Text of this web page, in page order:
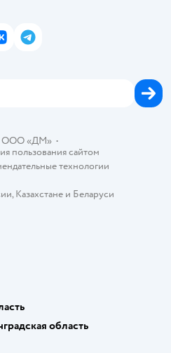
файлов cookie
подарочной карты
для кошек
ООО «ДМ»•
пользования сайтом
технологии
,Казахстанеи Беларуси
ВКонтактеTelegram
область